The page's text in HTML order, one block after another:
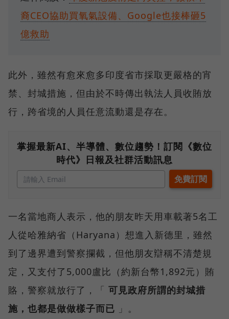
裔CEO協助買氧氣設備、Google也接棒砸5
億救助
此外，雖然有愈來愈多印度省市採取更嚴格的宵
禁、封城措施，但由於不時傳出執法人員收賄放
行，跨省境的人員任意流動還是存在。
掌握最新AI、半導體、數位趨勢！訂閱《數位
時代》日報及社群活動訊息
一名當地商人表示，他的朋友昨天用車載著5名工
人從哈雅納省（Haryana）想進入新德里，雖然
到了邊界遭到警察攔截，但他朋友辯稱不清楚規
定，又支付了5,000盧比（約新台幣1,892元）賄
賂，警察就放行了，「 可見政府所謂的封城措
施，也都是做做樣子而已 」。